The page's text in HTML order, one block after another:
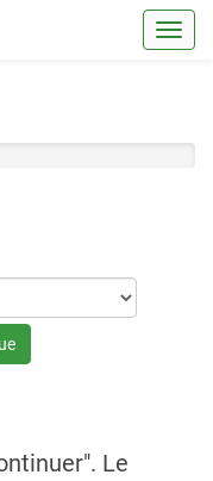
Le